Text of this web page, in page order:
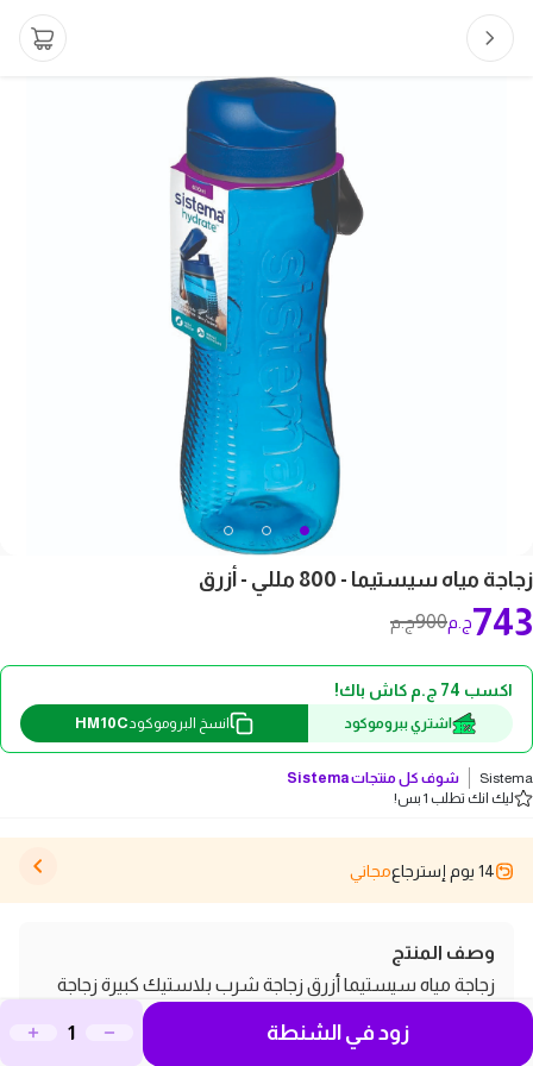
زجاجة مياه سيستيما - 800 مللي - أزرق
900ج.م 743ج.م
اكسب 74 ج.م كاش باك!
اشتري ببروموكود انسخ البروموكود HM10C
Sistema شوف كل منتجاتSistema
ليك انك تطلب 1 بس!
14 يوم إسترجاع مجاني
وصف المنتج
زجاجة مياه سيستيما أزرق زجاجة شرب بلاستيك كبيرة زجاجة
رياضية زجاجة مياه خفيفة بحجم 800 مللي مناسبة للحفاظ على زود في الشنطة